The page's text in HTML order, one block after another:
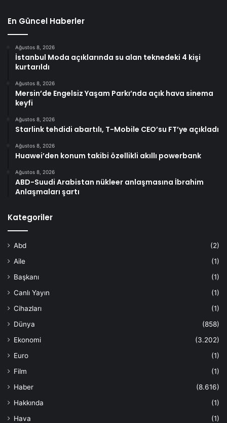
En Güncel Haberler
Ağustos 8, 2026
İstanbul Moda açıklarında su alan teknedeki 4 kişi
kurtarıldı
Ağustos 8, 2026
Mersin’de Engelsiz Yaşam Parkı’nda açık hava sinema
keyfi
Ağustos 8, 2026
Starlink tehdidi abartılı, T-Mobile CEO’su FT’ye açıkladı
Ağustos 8, 2026
Huawei’den konum takibi özellikli akıllı powerbank
Ağustos 8, 2026
ABD-Suudi Arabistan nükleer anlaşmasına İbrahim
Anlaşmaları şartı
Kategoriler
Abd
(2)
Aile
(1)
Başkanı
(1)
Canlı Yayın
(1)
Cihazları
(1)
Dünya
(858)
Ekonomi
(3.202)
Euro
(1)
Film
(1)
Haber
(8.616)
Hakkında
(1)
Hava
(1)